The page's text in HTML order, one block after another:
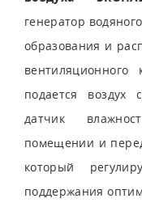
генератор
образования и
подается воздух
датчик
помещении и
который
поддержания